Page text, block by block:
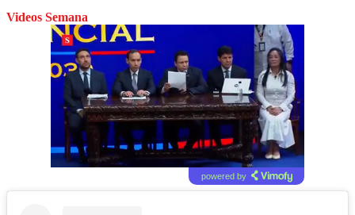
Videos Semana
powered by